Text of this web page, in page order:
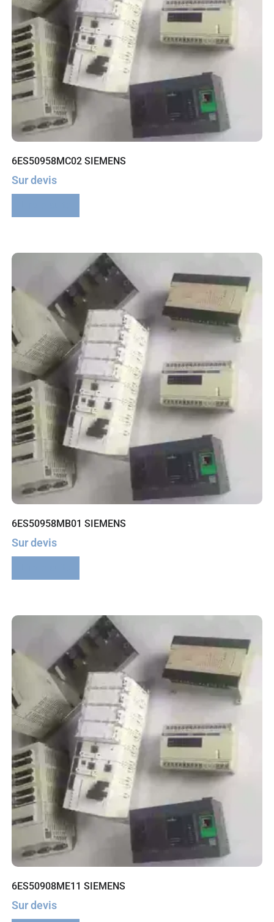
6ES50958MC02 SIEMENS
Sur devis
6ES50958MB01 SIEMENS
Sur devis
6ES50908ME11 SIEMENS
Sur devis